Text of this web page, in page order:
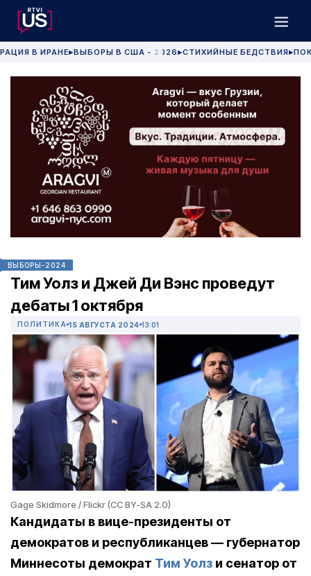
В ИРАНЕ▶ВЫБОРЫ В США - 2026 ▶СТИХИЙНЫЕ БЕДСТВИЯ▶
ВЫБОРЫ-2024
Тим Уолз и Джей Ди Вэнс проведут
дебаты 1 октября
ПОЛИТИКА 15 АВГУСТА 2024 13:01
Gage Skidmore / Flickr (CC BY-SA 2.0)
Кандидаты в вице-президенты от
демократов и республиканцев — губернатор
Миннесоты демократ Тим Уолз и сенатор от